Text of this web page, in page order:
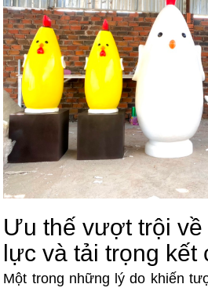
Ưu thế vượt trội về
lực và tải trọng kết
Một trong những lý do khiến